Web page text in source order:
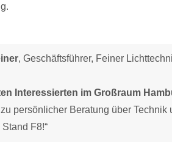
, Geschäftsführer, Feiner
Interessierten im Großraum
persönlicher Beratung über
F8!“